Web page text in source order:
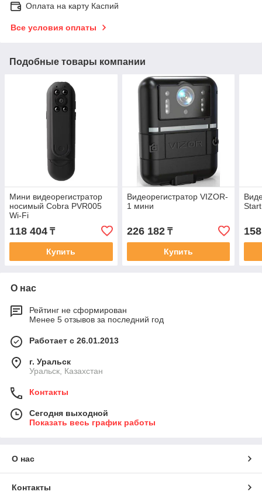
Оплата на карту Каспий
Все условия оплаты
Подобные товары компании
Мини видеорегистратор
носимый Cobra PVR005
Wi-Fi
118 404 ₸
Купить
Видеорегистратор VIZOR-
1 мини
226 182₸
Купить
О нас
Рейтинг не сформирован
Менее 5 отзывов за последний год
Работает с 26.01.2013
г. Уральск
Уральск, Казахстан
Контакты
Сегодня выходной
Показать весь график работы
О нас
Контакты